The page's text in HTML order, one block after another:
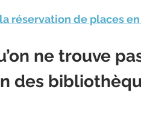
réservation de places
ne trouve
des